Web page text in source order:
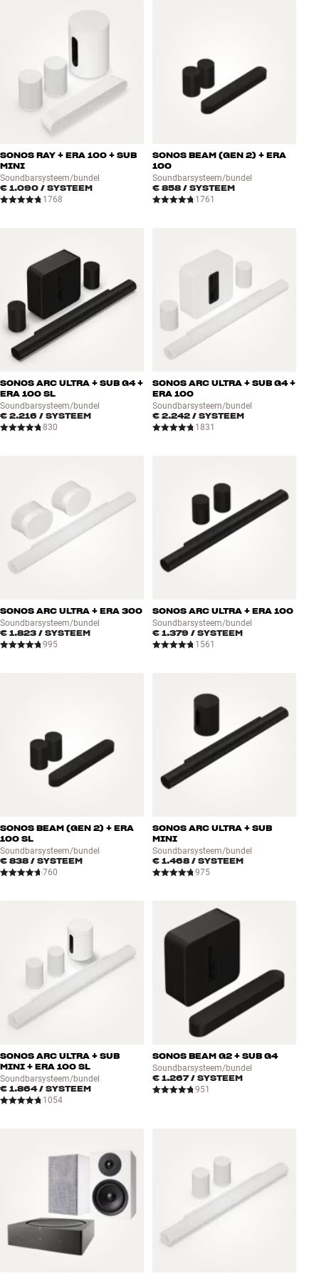
INSPIRATIE
NIEUW
AANBIEDINGEN
Winkels
Bouw met geluid
SONOS RAY + ERA 100 + SUB
MINI
Soundbarsysteem/bundel
€ 1.090 / SYSTEEM
1768
SONOS BEAM (GEN 2) + ERA
100
Soundbarsysteem/bundel
€ 858 / SYSTEEM
1761
SONOS ARC ULTRA + SUB G4 +
ERA 100 SL
Soundbarsysteem/bundel
€ 2.216 / SYSTEEM
830
SONOS ARC ULTRA + SUB G4 +
ERA 100
Soundbarsysteem/bundel
€ 2.242 / SYSTEEM
1831
SONOS ARC ULTRA + ERA 300
Soundbarsysteem/bundel
€ 1.823 / SYSTEEM
995
SONOS ARC ULTRA + ERA 100
Soundbarsysteem/bundel
€ 1.379 / SYSTEEM
1561
SONOS BEAM (GEN 2) + ERA
100 SL
Soundbarsysteem/bundel
€ 838 / SYSTEEM
760
SONOS ARC ULTRA + SUB
MINI
Soundbarsysteem/bundel
€ 1.468 / SYSTEEM
975
SONOS ARC ULTRA + SUB
MINI + ERA 100 SL
Soundbarsysteem/bundel
€ 1.864/ SYSTEEM
1054
SONOS BEAM G2 + SUB G4
Soundbarsysteem/bundel
€ 1.267/ SYSTEEM
951